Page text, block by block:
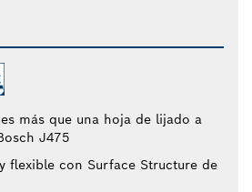
más que una hoja de lijado a
J475
flexible con Surface Structure de